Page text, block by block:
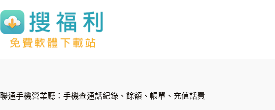
至
主
聯通手機營業廳：手機查通話紀錄、餘額、帳單、充值話費